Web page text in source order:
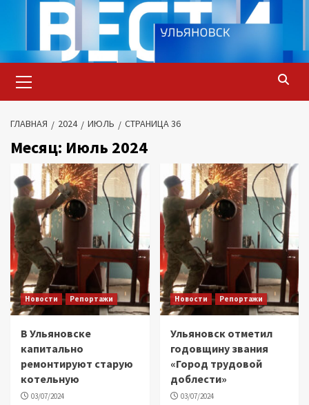
содержимому
меню
ГЛАВНАЯ 2024 ИЮЛЬ СТРАНИЦА 36
Месяц: Июль 2024
Новости Репортажи
В Ульяновске
капитально
ремонтируют старую
котельную
03/07/2024
Новости Репортажи
Ульяновск отметил
годовщину звания
«Город трудовой
доблести»
03/07/2024